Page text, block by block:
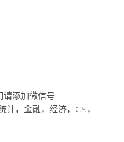
添加微信号
，金融，经济，CS，